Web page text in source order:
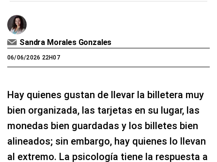
Sandra Morales Gonzales
06/06/2026 22H07
Hay quienes gustan de llevar la billetera muy
bien organizada, las tarjetas en su lugar, las
monedas bien guardadas y los billetes bien
alineados; sin embargo, hay quienes lo llevan
al extremo. La psicología tiene la respuesta a